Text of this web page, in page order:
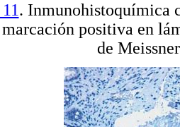
. Inmunohistoquímica
positiva en
de